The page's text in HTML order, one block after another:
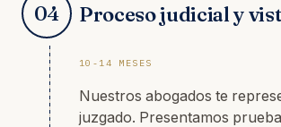
04 Proceso judicial y
10-14 MESES
Nuestros abogados te
juzgado. Presentamos